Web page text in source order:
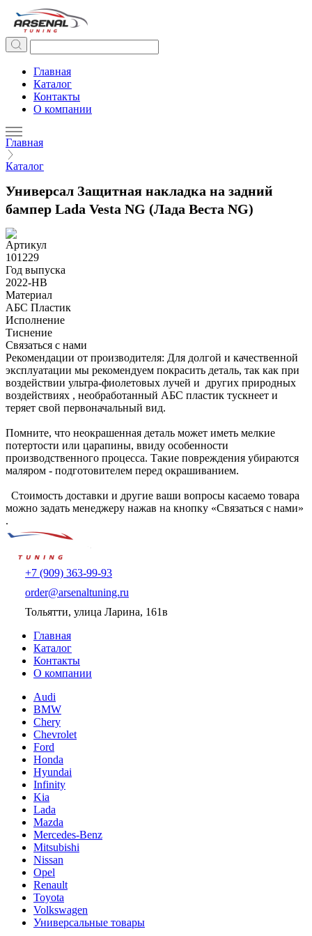
Главная
Каталог
Контакты
О компании
Главная
Каталог
Универсал Защитная накладка на задний
бампер Lada Vesta NG (Лада Веста NG)
Артикул
101229
Год выпуска
2022-НВ
Материал
АБС Пластик
Исполнение
Тиснение
Связаться с нами
Рекомендации от производителя: Для долгой и качественной
эксплуатации мы рекомендуем покрасить деталь, так как при
воздействии ультра-фиолетовых лучей и других природных
воздействиях , необработанный АБС пластик тускнеет и
теряет свой первоначальный вид.
Помните, что неокрашенная деталь может иметь мелкие
потертости или царапины, ввиду особенности
производственного процесса. Такие повреждения убираются
маляром - подготовителем перед окрашиванием.
Стоимость доставки и другие ваши вопросы касаемо товара
можно задать менеджеру нажав на кнопку «Связаться с нами»
.
+7 (909) 363-99-93
order@arsenaltuning.ru
Тольятти, улица Ларина, 161в
Главная
Каталог
Контакты
О компании
Audi
BMW
Chery
Chevrolet
Ford
Honda
Hyundai
Infinity
Kia
Lada
Mazda
Mercedes-Benz
Mitsubishi
Nissan
Opel
Renault
Toyota
Volkswagen
Универсальные товары